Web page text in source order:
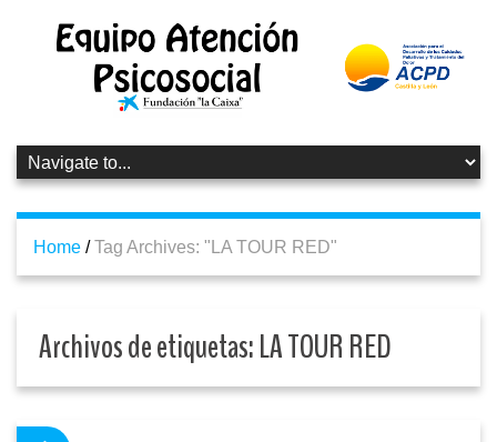
Home / Tag Archives: "LA TOUR RED"
Archivos de etiquetas:LA TOUR RED